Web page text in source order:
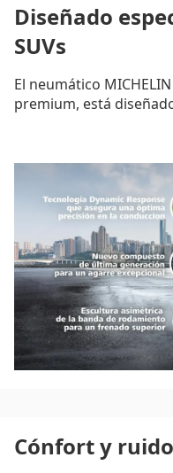
Diseñado
SUVs
El neumático
premium, está
potentes y deportivos.
prestaciones cuenta
carcasa de 2 lonas
una robustez dedicada
del protector de llanta
resistencia.
Cónfort y